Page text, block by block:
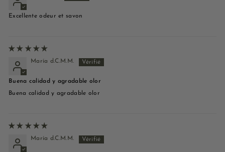
Excellente odeur et savon
María d.C.M.M.
Buena calidad y agradable olor
Buena calidad y agradable olor
María d.C.M.M.